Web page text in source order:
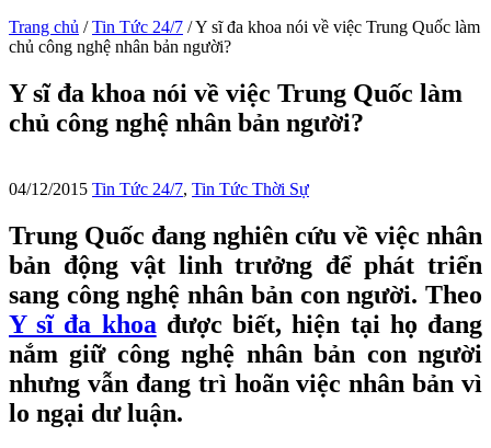
Trang chủ / Tin Tức 24/7 /Y sĩ đa khoa nói về việc Trung Quốc làm
chủ công nghệ nhân bản người?
Y sĩ đa khoa nói về việc Trung Quốc làm
chủ công nghệ nhân bản người?
04/12/2015 Tin Tức 24/7, Tin Tức Thời Sự
Trung Quốc đang nghiên cứu về việc nhân
bản động vật linh trưởng để phát triển
sang công nghệ nhân bản con người. Theo
Y sĩ đa khoa được biết, hiện tại họ đang
nắm giữ công nghệ nhân bản con người
nhưng vẫn đang trì hoãn việc nhân bản vì
lo ngại dư luận.